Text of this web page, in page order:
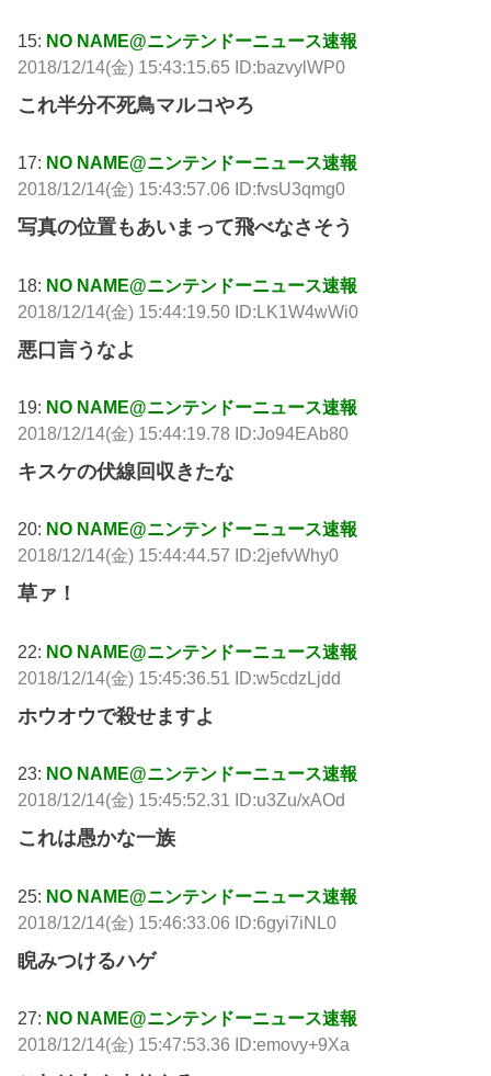
15: NO NAME@ニンテンドーニュース速報
2018/12/14(金) 15:43:15.65 ID:bazvylWP0
これ半分不死鳥マルコやろ
17: NO NAME@ニンテンドーニュース速報
2018/12/14(金) 15:43:57.06 ID:fvsU3qmg0
写真の位置もあいまって飛べなさそう
18: NO NAME@ニンテンドーニュース速報
2018/12/14(金) 15:44:19.50 ID:LK1W4wWi0
悪口言うなよ
19: NO NAME@ニンテンドーニュース速報
2018/12/14(金) 15:44:19.78 ID:Jo94EAb80
キスケの伏線回収きたな
20: NO NAME@ニンテンドーニュース速報
2018/12/14(金) 15:44:44.57 ID:2jefvWhy0
草ァ！
22: NO NAME@ニンテンドーニュース速報
2018/12/14(金) 15:45:36.51 ID:w5cdzLjdd
ホウオウで殺せますよ
23: NO NAME@ニンテンドーニュース速報
2018/12/14(金) 15:45:52.31 ID:u3Zu/xAOd
これは愚かな一族
25: NO NAME@ニンテンドーニュース速報
2018/12/14(金) 15:46:33.06 ID:6gyi7iNL0
睨みつけるハゲ
27: NO NAME@ニンテンドーニュース速報
2018/12/14(金) 15:47:53.36 ID:emovy+9Xa